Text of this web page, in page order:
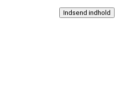
Indsend indhold